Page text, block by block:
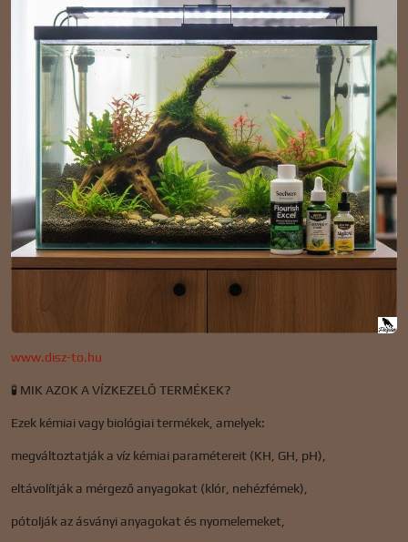
www.disz-to.hu
🧪 MIK AZOK A VÍZKEZELŐ TERMÉKEK?
Ezek kémiai vagy biológiai termékek, amelyek:
megváltoztatják a víz kémiai paramétereit (KH, GH, pH),
eltávolítják a mérgező anyagokat (klór, nehézfémek),
pótolják az ásványi anyagokat és nyomelemeket,